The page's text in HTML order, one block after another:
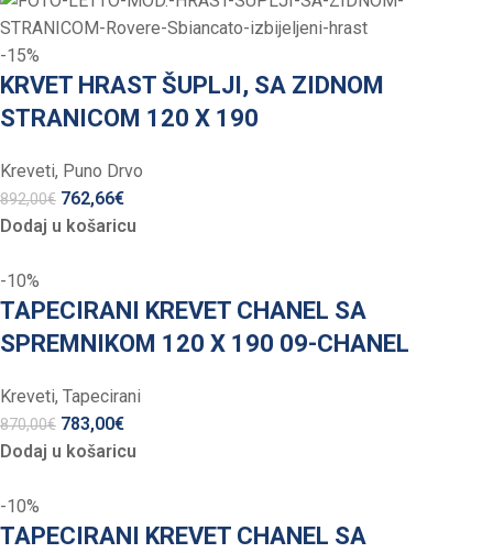
-15%
KRVET HRAST ŠUPLJI, SA ZIDNOM
STRANICOM 120 X 190
Kreveti, Puno Drvo
892,00€ 762,66€
Dodaj u košaricu
-10%
TAPECIRANI KREVET CHANEL SA
SPREMNIKOM 120 X 190 09-CHANEL
Kreveti, Tapecirani
870,00€ 783,00€
Dodaj u košaricu
-10%
TAPECIRANI KREVET CHANEL SA